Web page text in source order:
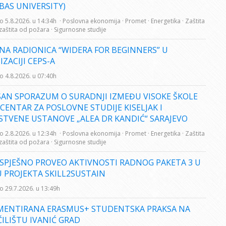
UNIVERSITY)
5.8.2026. u 14:34h · Poslovna ekonomija · Promet · Energetika · Zaštita
od požara · Sigurnosne studije
RADIONICA “WIDERA FOR BEGINNERS” U
CEPS-A
4.8.2026. u 07:40h
SPORAZUM O SURADNJI IZMEĐU VISOKE ŠKOLE
ZA POSLOVNE STUDIJE KISELJAK I
USTANOVE „ALEA DR KANDIĆ“ SARAJEVO
2.8.2026. u 12:34h · Poslovna ekonomija · Promet · Energetika · Zaštita
od požara · Sigurnosne studije
PROVEO AKTIVNOSTI RADNOG PAKETA 3 U
PROJEKTA SKILL2SUSTAIN
29.7.2026. u 13:49h
ERASMUS+ STUDENTSKA PRAKSA NA
IVANIĆ GRAD